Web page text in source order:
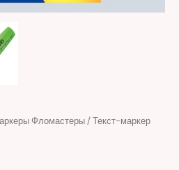
Фломастеры/ Текст-маркер
Текущая